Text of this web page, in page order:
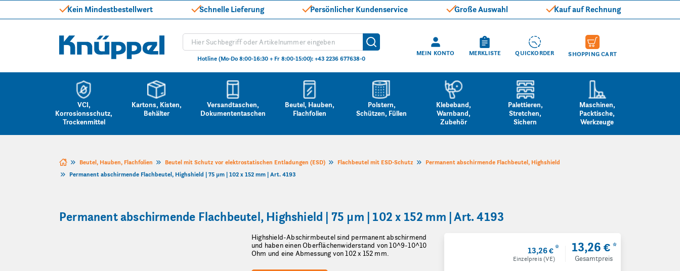
Kein Mindestbestellwert Schnelle Lieferung Persönlicher Kundenservice Große Auswahl Kauf auf Rechnung
Knüppel
Produkt suchen
Suche
Hotline (Mo-Do 8:00-16:30 + Fr 8:00-15:00): +43 2236 677638-0
MEIN KONTO MERKLISTE QUICKORDER SHOPPING CART
VCI,
Korrosionsschutz,
Trockenmittel
Kartons, Kisten,
Behälter
Versandtaschen,
Dokumententaschen
Beutel, Hauben,
Flachfolien
Polstern,
Schützen, Füllen
Klebeband,
Warnband,
Zubehör
Palettieren,
Stretchen,
Sichern
Maschinen,
Packtische,
Werkzeuge
Beutel, Hauben, Flachfolien Beutel mit Schutz vor elektrostatischen Entladungen (ESD) Flachbeutel mit ESD-Schutz
Permanent abschirmende Flachbeutel, Highshield
Permanent abschirmende Flachbeutel, Highshield | 75 µm | 102 x 152 mm | Art. 4193
Permanent abschirmende Flachbeutel, Highshield | 75 µm | 102 x 152 mm | Art. 4193
Highshield-Abschirmbeutel sind permanent abschirmend
und haben einen Oberflächenwiderstand von 10^9-10^10
Ohm und eine Abmessung von 102 x 152 mm.
13,26 €*
Einzelpreis (VE)
13,26 € *
Gesamtpreis